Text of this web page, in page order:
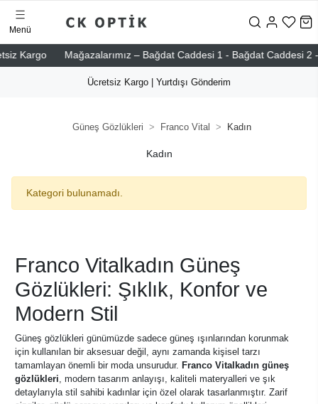
Mağazalarımız – Bağdat Caddesi 1 - Bağdat Caddesi 2 -
Menü
Ücretsiz Kargo | Yurtdışı Gönderim
Güneş Gözlükleri Franco Vital Kadın
Kadın
Kategori bulunamadı.
Franco Vitalkadın Güneş
Gözlükleri: Şıklık, Konfor ve
Modern Stil
Güneş gözlükleri günümüzde sadece güneş ışınlarından korunmak
için kullanılan bir aksesuar değil, aynı zamanda kişisel tarzı
tamamlayan önemli bir moda unsurudur. Franco Vitalkadın güneş
gözlükleri, modern tasarım anlayışı, kaliteli materyalleri ve şık
detaylarıyla stil sahibi kadınlar için özel olarak tasarlanmıştır. Zarif